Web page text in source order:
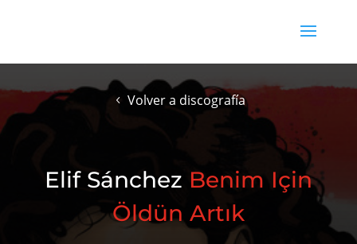
Volver a discografía
Elif Sánchez Benim Için
Öldün Artık